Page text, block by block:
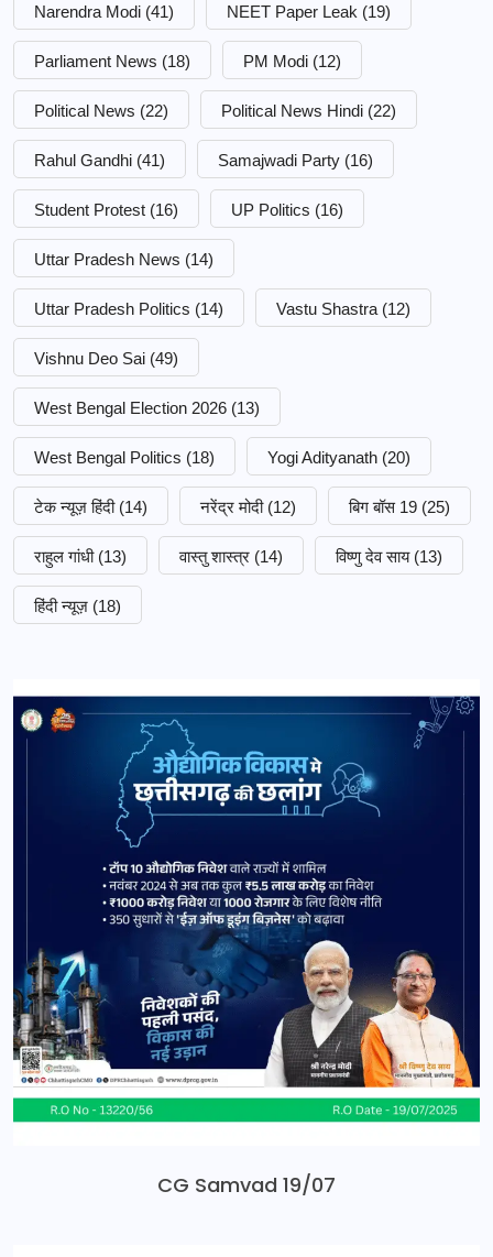
Narendra Modi (41) NEET Paper Leak (19)
Parliament News (18) PM Modi (12)
Political News (22) Political News Hindi (22)
Rahul Gandhi (41) Samajwadi Party (16)
Student Protest (16) UP Politics (16)
Uttar Pradesh News (14)
Uttar Pradesh Politics (14) Vastu Shastra (12)
Vishnu Deo Sai (49)
West Bengal Election 2026 (13)
West Bengal Politics (18) Yogi Adityanath (20)
टेक न्यूज़ हिंदी (14) नरेंद्र मोदी (12) बिग बॉस 19 (25)
राहुल गांधी (13) वास्तु शास्त्र (14) विष्णु देव साय (13)
हिंदी न्यूज़ (18)
CG Samvad 19/07